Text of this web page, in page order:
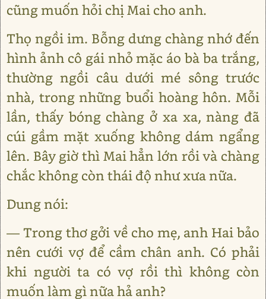
cũng muốn hỏi chị Mai cho anh.
Thọ ngồi im. Bỗng dưng chàng nhớ đến
hình ảnh cô gái nhỏ mặc áo bà ba trắng,
thường ngồi câu dưới mé sông trước
nhà, trong những buổi hoàng hôn. Mỗi
lần, thấy bóng chàng ở xa xa, nàng đã
cúi gầm mặt xuống không dám ngẩng
lên. Bây giờ thì Mai hẳn lớn rồi và chàng
chắc không còn thái độ như xưa nữa.
Dung nói:
— Trong thơ gởi về cho mẹ, anh Hai bảo
nên cưới vợ để cầm chân anh. Có phải
khi người ta có vợ rồi thì không còn
muốn làm gì nữa hả anh?